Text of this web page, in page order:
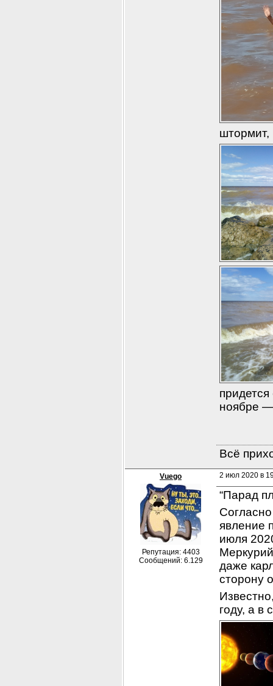
штормит,
ноябре
Всё
Vuego
Репутация: 4403
Сообщений: 6.129
2 июл 2020 в
“Парад
явление
июля
даже
сторону
году, а в